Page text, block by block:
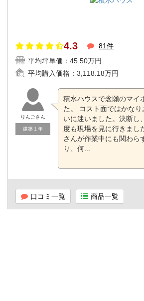
4.3
81件
平均坪単価： 45.50万円
平均購入価格： 3,118.18万円
りんごさん
建築１年
積水ハウスで念願のマイ
た。 コスト面ではかな
いに迷いました。決断し
度も現場を見に行きまし
さんが作業中にも関わら
り、何...
口コミ一覧 商品一覧